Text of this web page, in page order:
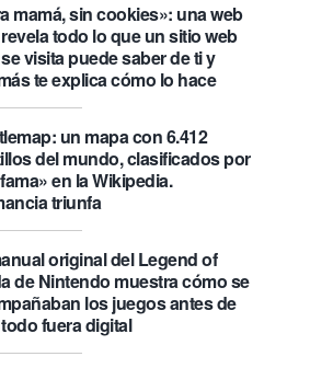
mamá, sin cookies»: una web
todo lo que un sitio web
visita puede saber de ti y
te explica cómo lo hace
un mapa con 6.412
del mundo, clasificados por
en la Wikipedia.
triunfa
original del Legend of
de Nintendo muestra cómo se
los juegos antes de
fuera digital